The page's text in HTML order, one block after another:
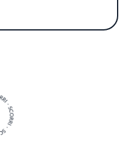
per eleganza,
nei suoi piatti
dimenticare le